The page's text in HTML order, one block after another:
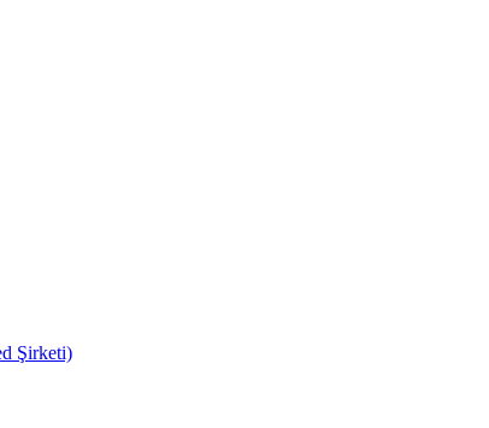
Şirketi)